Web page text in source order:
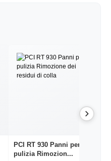
PCI RT 930 Panni per la
pulizia Rimozion...